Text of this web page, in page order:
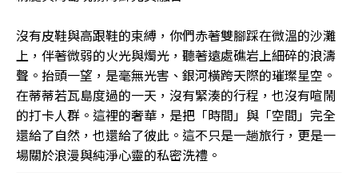
沒有皮鞋與高跟鞋的束縛，你們赤著雙腳踩在微溫的沙灘
上，伴著微弱的火光與燭光，聽著遠處礁岩上細碎的浪濤
聲。抬頭一望，是毫無光害、銀河橫跨天際的璀璨星空。
在蒂蒂若瓦島度過的一天，沒有緊湊的行程，也沒有喧鬧
的打卡人群。這裡的奢華，是把「時間」與「空間」完全
還給了自然，也還給了彼此。這不只是一趟旅行，更是一
場關於浪漫與純淨心靈的私密洗禮。